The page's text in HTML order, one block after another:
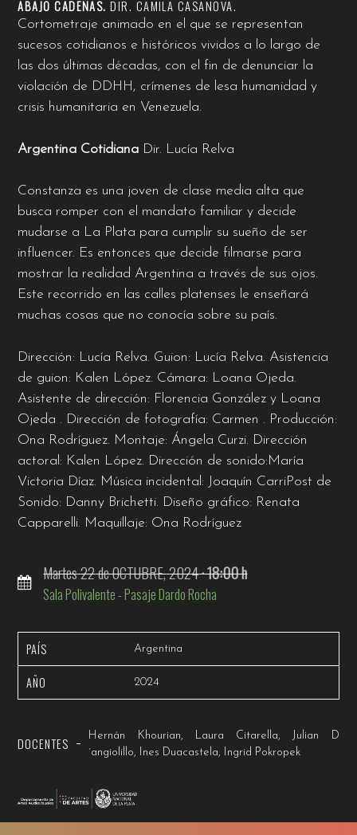
ABAJO CADENAS.DIR. CAMILA CASANOVA.
Cortometraje animado en el que se representan
sucesos cotidianos e históricos vividos a lo largo de
las dos últimas décadas, con el fin de denunciar la
violación de DDHH, crímenes de lesa humanidad y
crisis humanitaria en Venezuela.
Argentina Cotidiana Dir. Lucía Relva
Constanza es una joven de clase media alta que
busca romper con el mandato familiar y decide
mudarse a La Plata para cumplir su sueño de ser
influencer. Es entonces que decide filmarse para
mostrar la realidad Argentina a través de sus ojos.
Este recorrido en las calles platenses le enseñará
muchas cosas que no conocía sobre su país.
Dirección: Lucía Relva. Guion: Lucía Relva. Asistencia
de guion: Kalen López. Cámara: Loana Ojeda.
Asistente de dirección: Florencia González y Loana
Ojeda . Dirección de fotografía: Carmen . Producción:
Ona Rodríguez. Montaje: Ángela Curzi. Dirección
actoral: Kalen López. Dirección de sonido:María
Victoria Díaz. Música incidental: Joaquín CarriPost de
Sonido: Danny Brichetti. Diseño gráfico: Renata
Capparelli. Maquillaje: Ona Rodríguez
Martes22de OCTUBRE,2024· 18:00 h
Sala Polivalente - Pasaje Dardo Rocha
PAÍS Argentina
AÑO 2024
DOCENTES
Hernán Khourian, Laura Citarella, Julian D
´angiolillo, Ines Duacastela, Ingrid Pokropek